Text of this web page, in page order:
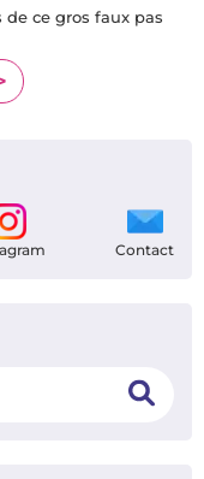
ce gros faux pas
Contact